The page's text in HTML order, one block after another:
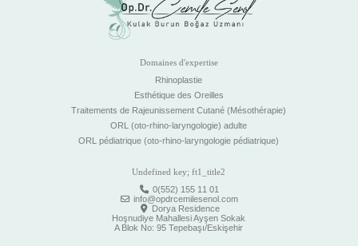
Domaines d'expertise
Rhinoplastie
Esthétique des Oreilles
Traitements de Rajeunissement Cutané (Mésothérapie)
ORL (oto-rhino-laryngologie) adulte
ORL pédiatrique (oto-rhino-laryngologie pédiatrique)
Undefined key; ft1_title2
0(552) 155 11 01
info@opdrcemilesenol.com
Dorya Residence
Hoşnudiye Mahallesi Ayşen Sokak
A Blok No: 95 Tepebaşı/Eskişehir